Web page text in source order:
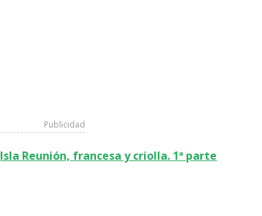
Publicidad
Isla Reunión, francesa y criolla. 1ª parte